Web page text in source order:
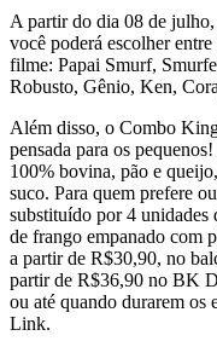
A partir do dia 08 de
você poderá escolher
filme: Papai Smurf,
Robusto, Gênio, Ken,
Além disso, o Combo
pensada para os
100% bovina, pão e
suco. Para quem prefere
substituído por 4
de frango empanado com
a partir de R$30,90, no
partir de R$36,90 no BK
ou até quando durarem os
Link.